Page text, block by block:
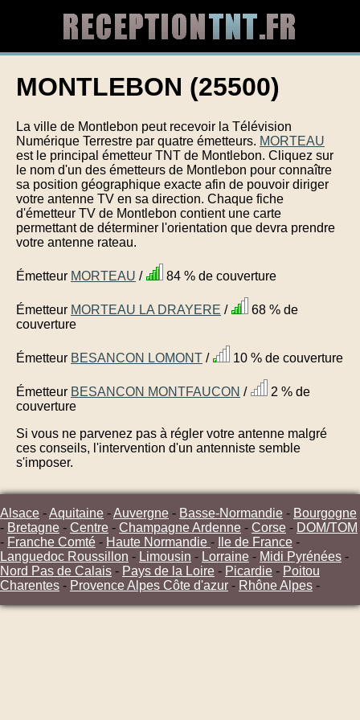
MONTLEBON (25500)
La ville de Montlebon peut recevoir la Télévision
Numérique Terrestre par quatre émetteurs. MORTEAU
est le principal émetteur TNT de Montlebon. Cliquez sur
le nom d'un des émetteurs de Montlebon pour connaître
sa position géographique exacte afin de pouvoir diriger
votre antenne TV en sa direction. Chaque fiche
d'émetteur TV de Montlebon contient une carte
permettant de déterminer l'orientation que devra prendre
votre antenne rateau.
Émetteur MORTEAU / 84 % de couverture
Émetteur MORTEAU LA DRAYERE /
68 % de
couverture
Émetteur BESANCON LOMONT / 10 % de couverture
Émetteur BESANCON MONTFAUCON /
2 % de
couverture
Si vous ne parvenez pas à régler votre antenne malgré
ces conseils, l'intervention d'un antenniste semble
s'imposer.
Alsace -Aquitaine -Auvergne - Basse-Normandie - Bourgogne
- Bretagne - Centre - Champagne Ardenne - Corse - DOM/TOM
- Franche Comté - Haute Normandie - Ile de France -
Languedoc Roussillon - Limousin - Lorraine - Midi Pyrénées -
Nord Pas de Calais - Pays de la Loire - Picardie - Poitou
Charentes - Provence Alpes Côte d'azur - Rhône Alpes -